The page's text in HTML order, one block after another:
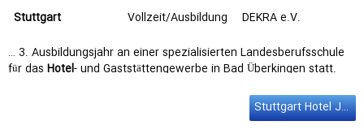
Stuttgart Vollzeit/Ausbildung
DEKRA e.V.
… 3. Ausbildungsjahr an einer spezialisierten Landesberufsschule
für das Hotel- und Gaststättengewerbe in Bad Überkingen statt.
DE51042914-01 Ausbildungsbeginn: September 2025 | Der …
Stuttgart Hotel Jobs